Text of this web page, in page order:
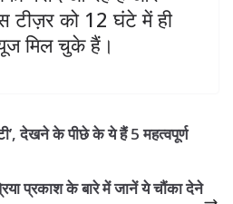
टीज़र को 12 घंटे में ही
मिल चुके हैं।
देखने के पीछे के ये हैं 5 महत्वपूर्ण
प्रकाश के बारे में जानें ये चौंका देने